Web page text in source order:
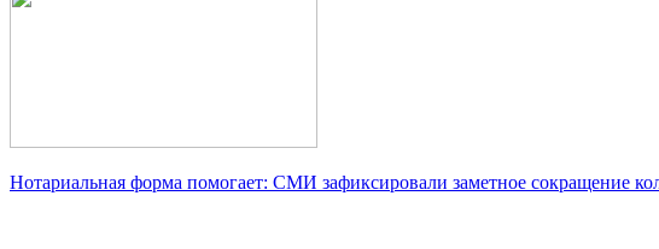
Нотариальная форма помогает: СМИ зафиксировали заметное сокращение